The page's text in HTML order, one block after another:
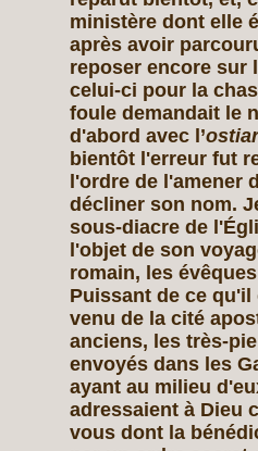
ministère dont elle
après avoir
reposer encore sur
celui-ci pour la
foule demandait le
d'abord avec l’
bientôt l'erreur fut
l'ordre de l'amener
décliner son nom.
sous-diacre de
l'objet de son
romain, les
Puissant de ce
venu de la cité
anciens, les très-
envoyés dans les
ayant au milieu
adressaient à Dieu
vous dont la